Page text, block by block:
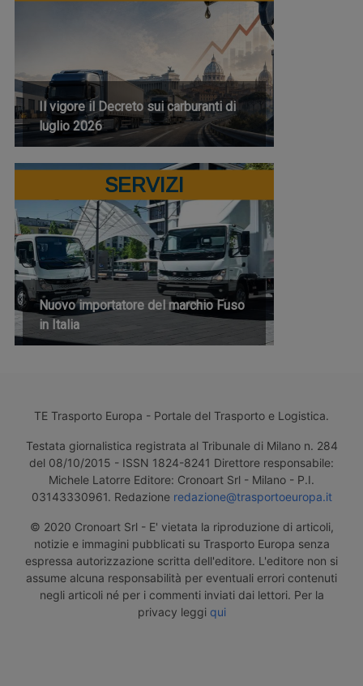
Il vigore il Decreto sui carburanti di
luglio 2026
SERVIZI
Nuovo importatore del marchio Fuso
in Italia
TE Trasporto Europa - Portale del Trasporto e Logistica.
Testata giornalistica registrata al Tribunale di Milano n. 284
del 08/10/2015 - ISSN 1824-8241 Direttore responsabile:
Michele Latorre Editore: Cronoart Srl - Milano - P.I.
03143330961. Redazione redazione@trasportoeuropa.it
© 2020 Cronoart Srl - E' vietata la riproduzione di articoli,
notizie e immagini pubblicati su Trasporto Europa senza
espressa autorizzazione scritta dell'editore. L'editore non si
assume alcuna responsabilità per eventuali errori contenuti
negli articoli né per i commenti inviati dai lettori. Per la
privacy leggi qui